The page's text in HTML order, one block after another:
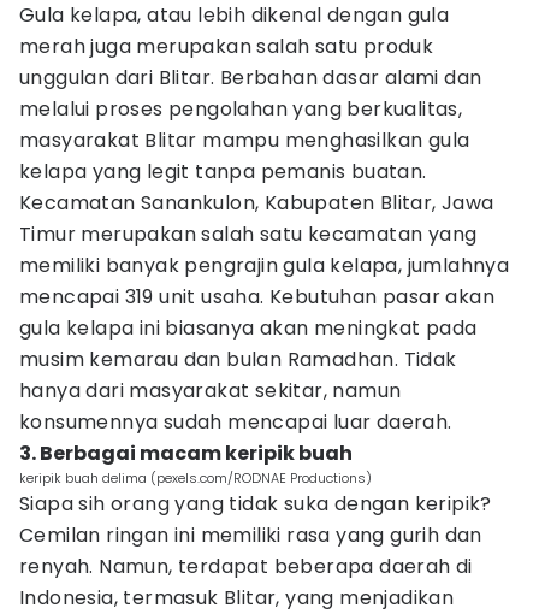
Gula kelapa, atau lebih dikenal dengan gula
merah juga merupakan salah satu produk
unggulan dari Blitar. Berbahan dasar alami dan
melalui proses pengolahan yang berkualitas,
masyarakat Blitar mampu menghasilkan gula
kelapa yang legit tanpa pemanis buatan.
Kecamatan Sanankulon, Kabupaten Blitar, Jawa
Timur merupakan salah satu kecamatan yang
memiliki banyak pengrajin gula kelapa, jumlahnya
mencapai 319 unit usaha. Kebutuhan pasar akan
gula kelapa ini biasanya akan meningkat pada
musim kemarau dan bulan Ramadhan. Tidak
hanya dari masyarakat sekitar, namun
konsumennya sudah mencapai luar daerah.
3. Berbagai macam keripik buah
keripik buah delima (pexels.com/RODNAE Productions)
Siapa sih orang yang tidak suka dengan keripik?
Cemilan ringan ini memiliki rasa yang gurih dan
renyah. Namun, terdapat beberapa daerah di
Indonesia, termasuk Blitar, yang menjadikan